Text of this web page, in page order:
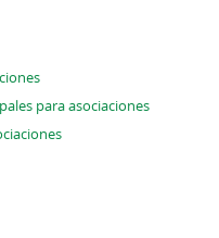
para asociaciones